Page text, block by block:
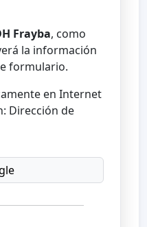
Frayba, como
la información
formulario.
en Internet
Dirección de